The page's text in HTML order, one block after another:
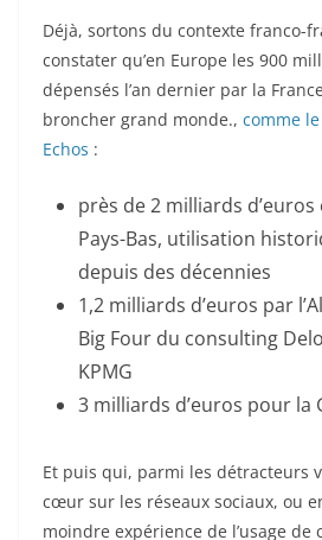
Déjà, sortons du contexte franco-
constater qu’en Europe les 900
dépensés l’an dernier par la
broncher grand monde., comme
Echos :
près de 2 milliards
Pays-Bas, utilisation
depuis des décennies
1,2 milliards d’euros par
Big Four du consulting
KPMG
3 milliards d’euros pour la
Et puis qui, parmi les détracteurs
cœur sur les réseaux sociaux, ou
moindre expérience de l’usage de